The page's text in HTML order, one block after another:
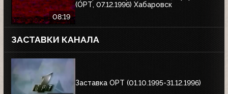
08:19
(ОРТ, 07.12.1996) Хабаровск
ЗАСТАВКИ КАНАЛА
Заставка ОРТ (01.10.1995-31.12.1996)